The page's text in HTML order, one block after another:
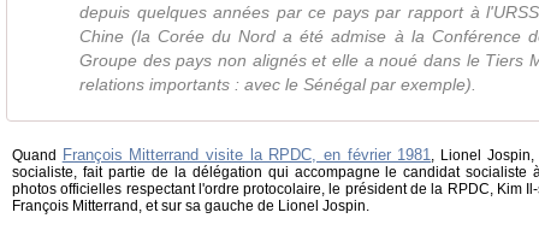
depuis quelques années par ce pays par rapport à
Chine (la Corée du Nord a été admise à la Conférence
Groupe des pays non alignés et elle a noué dans le Tiers
relations importants : avec le Sénégal par exemple).
Quand François Mitterrand visite la RPDC, en février 1981, Lionel Jospin,
socialiste, fait partie de la délégation qui accompagne le candidat socialiste
photos officielles respectant l'ordre protocolaire, le président de la RPDC, Kim
François Mitterrand, et sur sa gauche de Lionel Jospin.